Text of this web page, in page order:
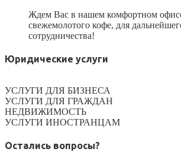
Ждем Вас в нашем комфортном
свежемолотого кофе, для
сотрудничества!
Юридические услуги
УСЛУГИ ДЛЯ БИЗНЕСА
УСЛУГИ ДЛЯ ГРАЖДАН
НЕДВИЖИМОСТЬ
УСЛУГИ ИНОСТРАНЦАМ
Остались вопросы?